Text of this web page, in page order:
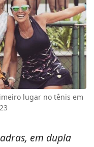
lugar no tênis em
em dupla